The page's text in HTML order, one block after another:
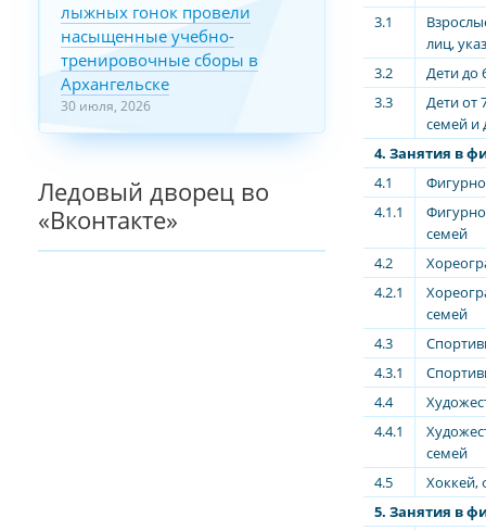
3.1
лиц,
3.2
Дети до
3.3
Дети от
семей и
4. Занятия в
4.1
4.1.1
семей
4.2
4.2.1
семей
4.3
4.3.1
4.4
4.4.1
семей
4.5
Хоккей,
5. Занятия в
лыжных гонок провели
насыщенные учебно-
тренировочные сборы в
Архангельске
30 июля, 2026
Ледовый дворец во
«Вконтакте»